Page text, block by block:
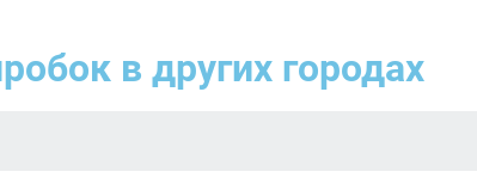
в других городах